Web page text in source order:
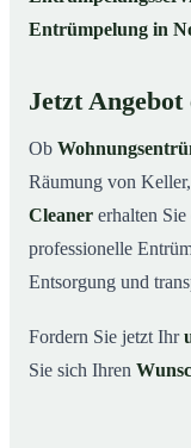
Entrümpelung in
Jetzt Angebot
Ob
Räumung von
Cleaner erhalten
professionelle
Entsorgung und
Fordern Sie jetzt Ihr
Sie sich Ihren